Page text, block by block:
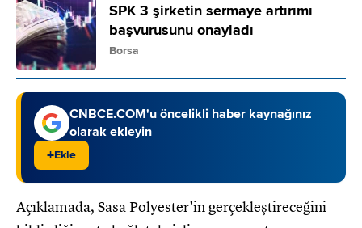
SPK 3 şirketin sermaye artırımı
başvurusunu onayladı
Borsa
CNBCE.COM'u öncelikli haber kaynağınız
olarak ekleyin
+Ekle
Açıklamada, Sasa Polyester'in gerçekleştireceğini